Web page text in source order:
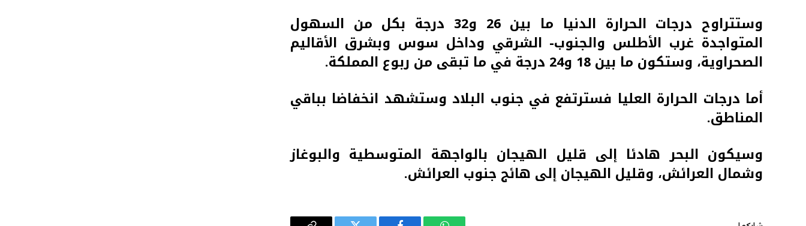
وستتراوح درجات الحرارة الدنيا ما بين 26 و32 درجة بكل من السهول
المتواجدة غرب الأطلس والجنوب- الشرقي وداخل سوس وبشرق الأقاليم
الصحراوية، وستكون ما بين 18 و24 درجة في ما تبقى من ربوع المملكة.
أما درجات الحرارة العليا فسترتفع في جنوب البلاد وستشهد انخفاضا بباقي
المناطق.
وسيكون البحر هادئا إلى قليل الهيجان بالواجهة المتوسطية والبوغاز
وشمال العرائش، وقليل الهيجان إلى هائج جنوب العرائش.